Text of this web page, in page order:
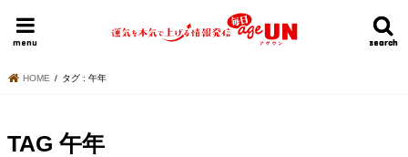
search
search
menu
HOME 明日の運勢ランキング 今週の運勢
HOME タグ : 午年
TAG 午年